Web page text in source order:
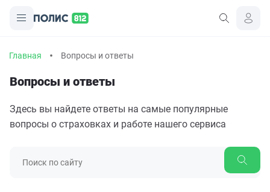
Главная Вопросы и ответы
Вопросы и ответы
Здесь вы найдете ответы на самые популярные
вопросы о страховках и работе нашего сервиса